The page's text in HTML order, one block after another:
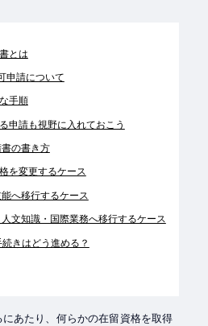
とは
申請について
手順
申請も視野に入れておこう
の書き方
を変更するケース
へ移行するケース
文知識・国際業務へ移行するケース
きはどう進める？
あたり、何らかの在留資格を取得